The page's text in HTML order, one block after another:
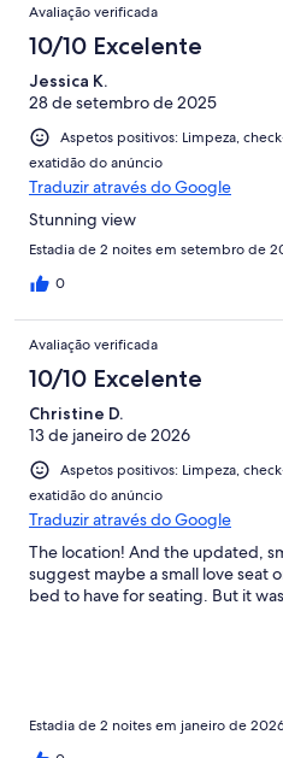
Avaliação verificada
10/10 Excelente
Jessica K.
28 de setembro de 2025
Aspetos positivos: Limpeza,
exatidão do anúncio
Traduzir através do Google
Stunning view
Estadia de 2 noites em setembro de
0
Avaliação verificada
10/10 Excelente
Christine D.
13 de janeiro de 2026
Aspetos positivos: Limpeza,
exatidão do anúncio
Traduzir através do Google
The location! And the updated,
suggest maybe a small love seat
bed to have for seating. But it
Estadia de 2 noites em janeiro de